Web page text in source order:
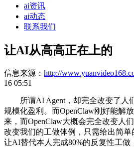
ai资讯
ai动态
联系我们
让AI从高高正在上的
信息来源： http://
16 05:51
所谓AI Agent，却完全改变了人
规模化盈利。而OpenClaw刚好能解
来，而OpenClaw大概会完全改变人
改变我们的工做体例，只需给出简
让AI替代本人完成80%的反复性工